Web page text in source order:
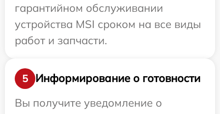
гарантийном обслуживании
устройства MSI сроком на все виды
работ и запчасти.
5
Информирование о готовности
Вы получите уведомление о